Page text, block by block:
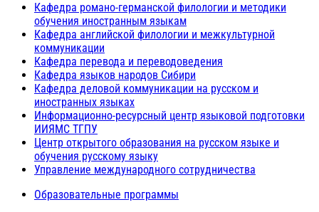
Кафедра романо-германской филологии и методики
обучения иностранным языкам
Кафедра английской филологии и межкультурной
коммуникации
Кафедра перевода и переводоведения
Кафедра языков народов Сибири
Кафедра деловой коммуникации на русском и
иностранных языках
Информационно-ресурсный центр языковой подготовки
ИИЯМС ТГПУ
Центр открытого образования на русском языке и
обучения русскому языку
Управление международного сотрудничества
Образовательные программы